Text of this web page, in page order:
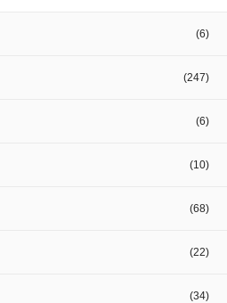
(6)
(247)
(6)
(10)
(68)
(22)
(34)